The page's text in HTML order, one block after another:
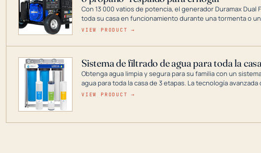
Con 13 000 vatios de potencia, el generador Duramax Dual
toda su casa en funcionamiento durante una tormenta o
DuroMax es el líder de la industria en tecnología de
digitales hasta generadores que pueden alimentar toda su
VIEW PRODUCT →
Sistema de filtrado de agua para toda la
Obtenga agua limpia y segura para su familia con un
agua para toda la casa de 3 etapas. La tecnología
reduce los contaminantes nocivos como el cloro, el óxido,
VIEW PRODUCT →